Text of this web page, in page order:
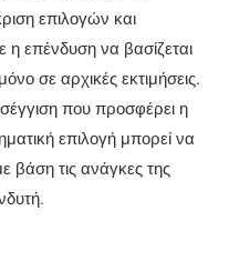
επιλογών και
επένδυση να βασίζεται
σε αρχικές εκτιμήσεις.
που προσφέρει η
επιλογή μπορεί να
βάση τις ανάγκες της